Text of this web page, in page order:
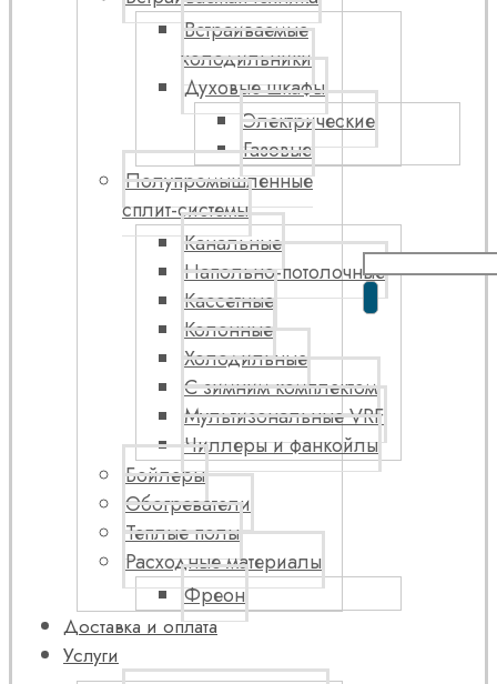
Встраиваемые
холодильники
Духовые шкафы
Электрические
Газовые
Полупромышленные
сплит-системы
Канальные
Напольно-потолочные
Кассетные
Колонные
Холодильные
С зимним комплектом
Мультизональные VRF
Чиллеры и фанкойлы
Бойлеры
Обогреватели
Теплые полы
Расходные материалы
Фреон
Доставка и оплата
Услуги